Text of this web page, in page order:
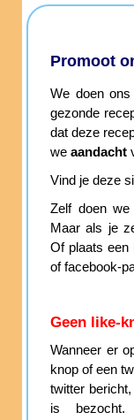
Promoot
We doen
gezonde
dat deze
we aandacht
Vind je deze
Zelf doen
Maar als je
Of plaats een
of facebook-
Geen like-
Wanneer er
knop of een
twitter
is bezocht.